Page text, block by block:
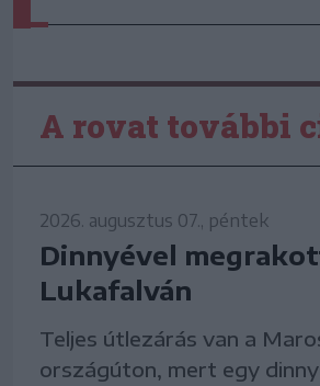
A rovat további
2026. augusztus 07., péntek
Dinnyével
Lukafalván
Teljes útlezárás van a
országúton, mert egy